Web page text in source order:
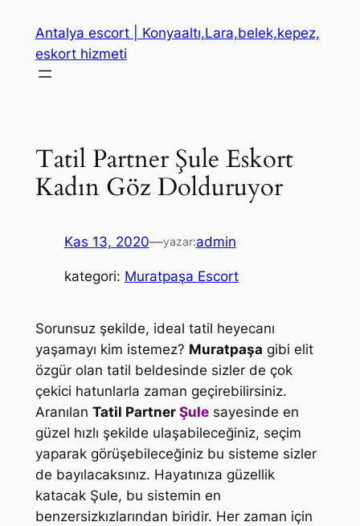
Antalya escort | Konyaaltı,Lara,belek,kepez,
eskort hizmeti
Tatil Partner Şule Eskort
Kadın Göz Dolduruyor
Kas 13, 2020—yazar:admin
kategori: Muratpaşa Escort
Sorunsuz şekilde, ideal tatil heyecanı
yaşamayı kim istemez? Muratpaşa gibi elit
özgür olan tatil beldesinde sizler de çok
çekici hatunlarla zaman geçirebilirsiniz.
Aranılan Tatil Partner Şulesayesinde en
güzel hızlı şekilde ulaşabileceğiniz, seçim
yaparak görüşebileceğiniz bu sisteme sizler
de bayılacaksınız. Hayatınıza güzellik
katacak Şule, bu sistemin en
benzersizkızlarından biridir. Her zaman için